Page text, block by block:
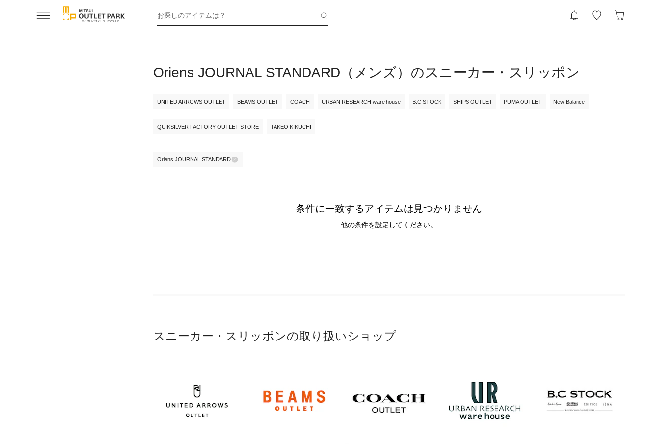
お探しのアイテムは？
Oriens JOURNAL STANDARD（メンズ）のスニーカー・スリッポン
UNITED ARROWS OUTLET BEAMS OUTLET COACH URBAN RESEARCH ware house B.C STOCK SHIPS OUTLET PUMA OUTLET New Balance
QUIKSILVER FACTORY OUTLET STORE TAKEO KIKUCHI
Oriens JOURNAL STANDARD
条件に一致するアイテムは見つかりません
他の条件を設定してください。
スニーカー・スリッポンの取り扱いショップ